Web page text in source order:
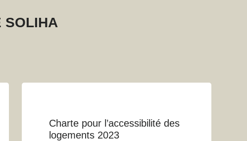
SOLIHA
Charte pour l’accessibilité des
logements 2023